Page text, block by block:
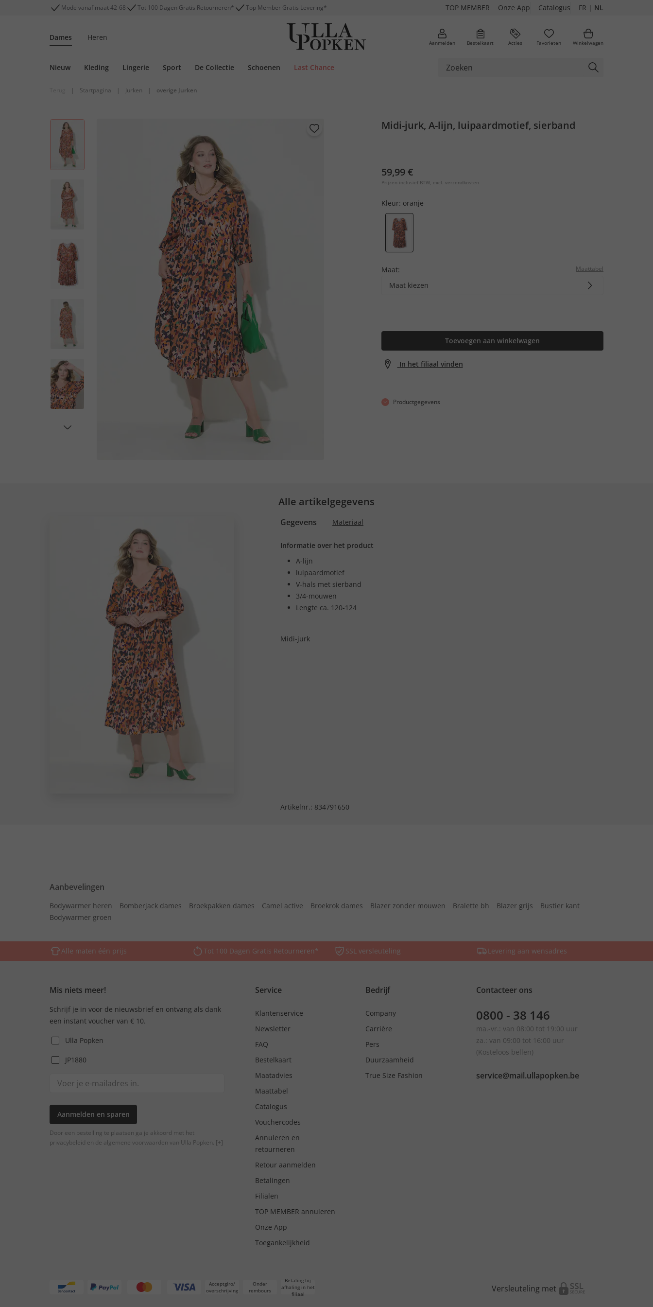
Mode vanaf maat 42-68 Tot 100 Dagen Gratis Retourneren* Top Member Gratis Levering* TOP MEMBER Onze App Catalogus FR | NL
Dames Heren
Aanmelden Bestelkaart Acties Favorieten Winkelwagen
Nieuw Kleding Lingerie Sport De Collectie Schoenen Last Chance
| Startpagina | Jurken | overige Jurken
Midi-jurk, A-lijn, luipaardmotief, sierband
59,99 €
Prijzen inclusief BTW, excl. verzendkosten
Kleur: oranje
Maat: Maattabel
Maat kiezen
Toevoegen aan winkelwagen
In het filiaal vinden
Productgegevens
Alle artikelgegevens
Gegevens Materiaal
Informatie over het product
A-lijn
luipaardmotief
V-hals met sierband
3/4-mouwen
Lengte ca. 120-124
Midi-jurk
Artikelnr.: 834791650
Aanbevelingen
Bodywarmer heren Bomberjack dames Broekpakken dames Camel active Broekrok dames Blazer zonder mouwen Bralette bh Blazer grijs
Bustier kant
Bodywarmer groen
Alle maten één prijs Tot 100 Dagen Gratis Retourneren* SSL versleuteling Levering aan wensadres
Mis niets meer!
Schrijf je in voor de nieuwsbrief en ontvang als dank
een instant voucher van € 10.
Ulla Popken
JP1880
Aanmelden en sparen
Door een bestelling te plaatsen ga je akkoord met het
privacybeleid en de algemene voorwaarden van Ulla Popken. [+]
Service
Klantenservice
Newsletter
FAQ
Bestelkaart
Maatadvies
Maattabel
Catalogus
Vouchercodes
Annuleren en
retourneren
Retour aanmelden
Betalingen
Filialen
TOP MEMBER annuleren
Onze App
Toegankelijkheid
Bedrijf
Company
Carrière
Pers
Duurzaamheid
True Size Fashion
Contacteer ons
0800 - 38 146
ma.-vr.: van 08:00 tot 19:00 uur
za.: van 09:00 tot 16:00 uur
(Kosteloos bellen)
service@mail.ullapopken.be
Acceptgiro/
overschrijving
Onder
rembours
Betaling bij
afhaling in het
filiaal
Versleuteling met